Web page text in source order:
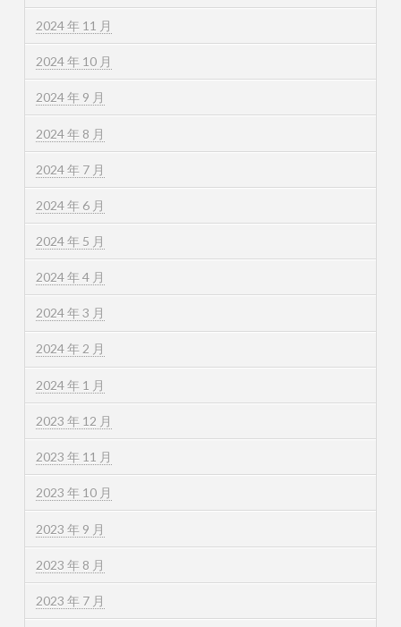
2024 年 11 月
2024 年 10 月
2024 年 9 月
2024 年 8 月
2024 年 7 月
2024 年 6 月
2024 年 5 月
2024 年 4 月
2024 年 3 月
2024 年 2 月
2024 年 1 月
2023 年 12 月
2023 年 11 月
2023 年 10 月
2023 年 9 月
2023 年 8 月
2023 年 7 月